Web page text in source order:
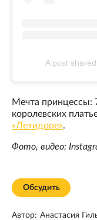
A post
Мечта принцессы:
королевских
«Летидоре».
Фото, видео:
Обсудить
Автор: Анастасия